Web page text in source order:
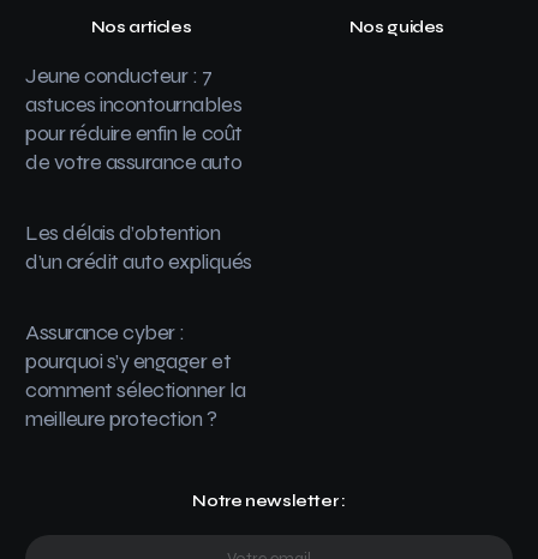
Nos articles
Jeune conducteur : 7
astuces incontournables
pour réduire enfin le coût
de votre assurance auto
Les délais d’obtention
d’un crédit auto expliqués
Assurance cyber :
pourquoi s’y engager et
comment sélectionner la
meilleure protection ?
Nos guides
Notre newsletter :